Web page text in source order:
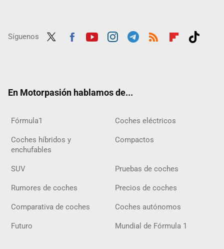
Síguenos
En Motorpasión hablamos de...
Fórmula1 Coches eléctricos
Coches híbridos y
enchufables
Compactos
SUV Pruebas de coches
Rumores de coches Precios de coches
Comparativa de coches Coches autónomos
Futuro Mundial de Fórmula 1